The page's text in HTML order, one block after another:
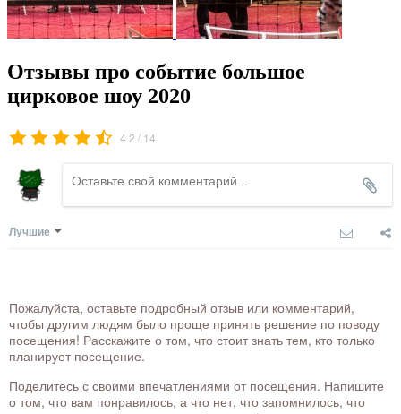
Отзывы про событие большое
цирковое шоу 2020
4.2 / 14
Лучшие
Пожалуйста, оставьте подробный отзыв или комментарий,
чтобы другим людям было проще принять решение по поводу
посещения! Расскажите о том, что стоит знать тем, кто только
планирует посещение.
Поделитесь с своими впечатлениями от посещения. Напишите
о том, что вам понравилось, а что нет, что запомнилось, что